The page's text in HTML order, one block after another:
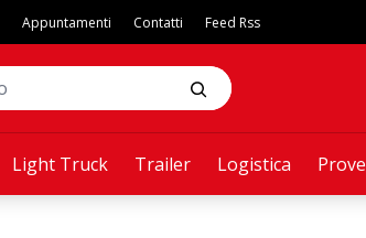
Light Truck Trailer Logistica Prove
Appuntamenti Contatti Feed Rss